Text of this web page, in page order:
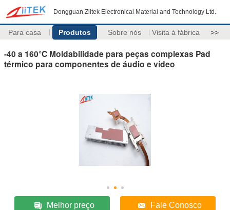
Dongguan Ziitek Electronical Material and Technology Ltd.
Para casa Produtos Sobre nós Visita à fábrica >>
-40 a 160°C Moldabilidade para peças complexas Pad
térmico para componentes de áudio e vídeo
Melhor preço Fale Conosco